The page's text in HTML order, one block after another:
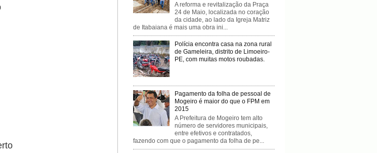
A reforma e revitalização da Praça
24 de Maio, localizada no coração
da cidade, ao lado da Igreja Matriz
de Itabaiana é mais uma obra ini...
Polícia encontra casa na zona rural
de Gameleira, distrito de Limoeiro-
PE, com muitas motos roubadas.
Pagamento da folha de pessoal de
Mogeiro é maior do que o FPM em
2015
A Prefeitura de Mogeiro tem alto
número de servidores municipais,
entre efetivos e contratados,
fazendo com que o pagamento da folha de pe...